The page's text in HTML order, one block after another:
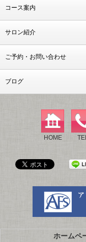
コース案内
サロン紹介
ご予約・お問い合わせ
ブログ
HOME
ホームペ